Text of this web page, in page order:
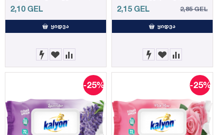
2,10 GEL
ᲧᲘᲓᲕᲐ
2,15 GEL 2,85 GEL
ᲧᲘᲓᲕᲐ
-25% -25%